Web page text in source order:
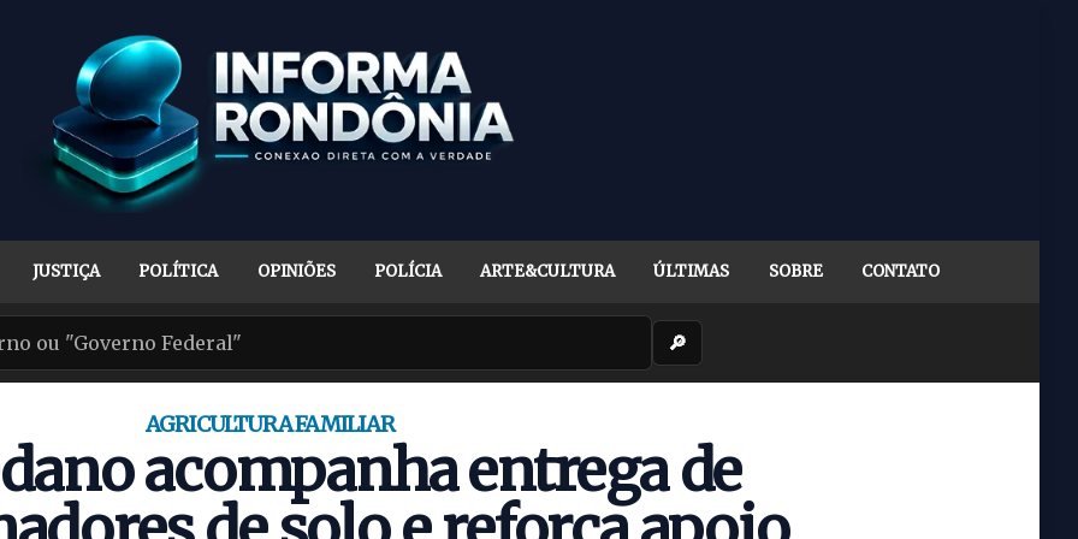
JUSTIÇA POLÍTICA OPINIÕES POLÍCIA ARTE&CULTURA ÚLTIMAS SOBRE CONTATO
🔎
AGRICULTURA FAMILIAR
acompanha entrega de